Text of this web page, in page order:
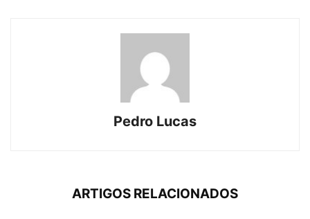
Pedro Lucas
ARTIGOS RELACIONADOS